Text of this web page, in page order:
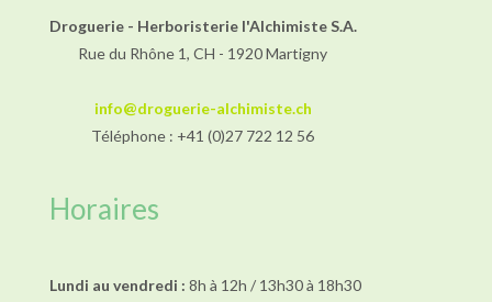
Droguerie - Herboristerie l'Alchimiste S.A.
Rue du Rhône 1, CH - 1920 Martigny
info@droguerie-alchimiste.ch
Téléphone : +41 (0)27 722 12 56
Horaires
Lundi au vendredi : 8h à 12h / 13h30 à 18h30